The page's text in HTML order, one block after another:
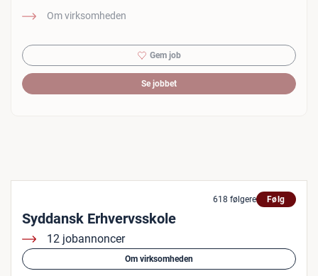
Om virksomheden
Gem job
Se jobbet
618 følgere Følg
Syddansk Erhvervsskole
12 jobannoncer
Om virksomheden